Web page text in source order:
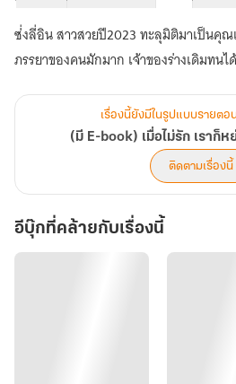
รัก
เรา
ก็
กัน
เถอะ
ยุค80
ซ่่งลี่อิน สาวสวยปี2023 ทะลุมิติมาเป็นคุ
ภรรยาของคนมักมาก เจ้าของร่างเดิมทน
เรื่องนี้ยังมีในรูปแบบรายตอ
(มี E-book) เมื่อไม่รัก เราก็ห
ติดตามเรื่องนี้
อีบุ๊กที่คล้ายกับเรื่องนี้